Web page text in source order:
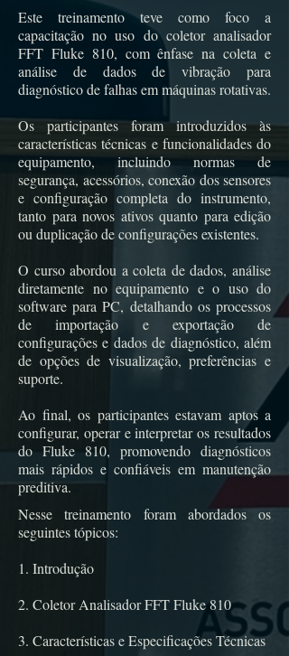
Este treinamento teve como foco a
capacitação no uso do coletor analisador
FFT Fluke 810, com ênfase na coleta e
análise de dados de vibração para
diagnóstico de falhas em máquinas rotativas.
Os participantes foram introduzidos às
características técnicas e funcionalidades do
equipamento, incluindo normas de
segurança, acessórios, conexão dos sensores
e configuração completa do instrumento,
tanto para novos ativos quanto para edição
ou duplicação de configurações existentes.
O curso abordou a coleta de dados, análise
diretamente no equipamento e o uso do
software para PC, detalhando os processos
de importação e exportação de
configurações e dados de diagnóstico, além
de opções de visualização, preferências e
suporte.
Ao final, os participantes estavam aptos a
configurar, operar e interpretar os resultados
do Fluke 810, promovendo diagnósticos
mais rápidos e confiáveis em manutenção
preditiva.
Nesse treinamento foram abordados os
seguintes tópicos:
1. Introdução
2. Coletor Analisador FFT Fluke 810
3. Características e Especificações Técnicas